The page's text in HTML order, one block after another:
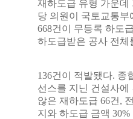
재하도급 유형 가운데
당 의원이 국토교통부
668건이 무등록 하도
하도급받은 공사 전
136건이 적발됐다. 종
선스를 지닌 건설사
않은 재하도급 66건,
지와 하도급 금액